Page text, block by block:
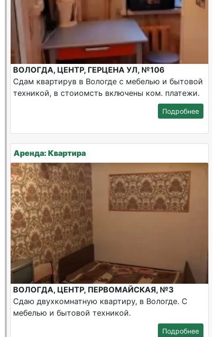
ВОЛОГДА, ЦЕНТР, ГЕРЦЕНА УЛ, №106
Сдам квартирув в Вологде с мебелью и бытовой
техникой, в стоиомсть включены ком. платежи.
Подробнее
Аренда: Квартира
ВОЛОГДА, ЦЕНТР, ПЕРВОМАЙСКАЯ, №3
Сдаю двухкомнатную квартиру, в Вологде. С
мебелью и бытовой техникой.
Подробнее